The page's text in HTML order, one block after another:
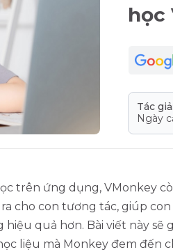
học
Tác
Ngày
trên ứng dụng, VMonkey
ra cho con tương tác, giúp
quả hơn. Bài viết này sẽ
liệu mà Monkey đem đến